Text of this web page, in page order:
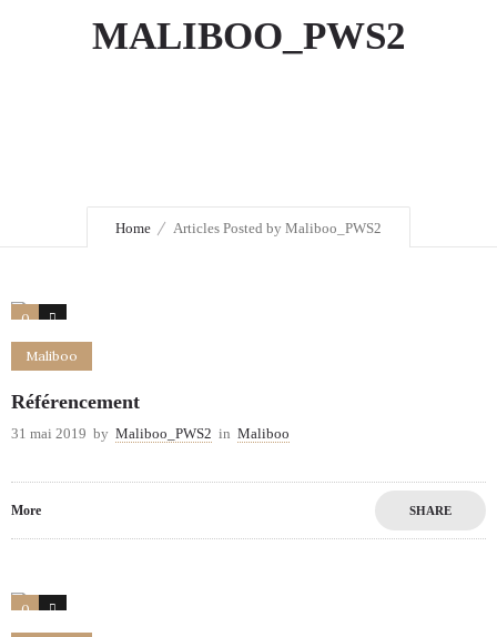
MALIBOO_PWS2
Home Articles Posted by Maliboo_PWS2
0 0
Maliboo
Référencement
31 mai 2019 by Maliboo_PWS2 in Maliboo
More SHARE
0 0